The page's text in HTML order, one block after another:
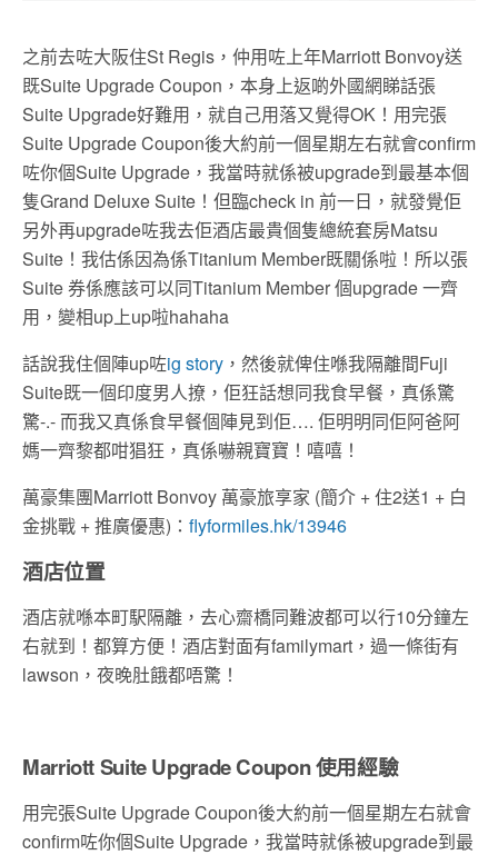
之前去咗大阪住St Regis，仲用咗上年Marriott Bonvoy送
既Suite Upgrade Coupon，本身上返啲外國網睇話張
Suite Upgrade好難用，就自己用落又覺得OK！用完張
Suite Upgrade Coupon後大約前一個星期左右就會confirm
咗你個Suite Upgrade，我當時就係被upgrade到最基本個
隻Grand Deluxe Suite！但臨check in 前一日，就發覺佢
另外再upgrade咗我去佢酒店最貴個隻總統套房Matsu
Suite！我估係因為係Titanium Member既關係啦！所以張
Suite 券係應該可以同Titanium Member 個upgrade 一齊
用，變相up上up啦hahaha
話說我住個陣up咗ig story ，然後就俾住喺我隔離間Fuji
Suite既一個印度男人撩，佢狂話想同我食早餐，真係驚
驚-.- 而我又真係食早餐個陣見到佢…. 佢明明同佢阿爸阿
媽一齊黎都咁猖狂，真係嚇親寶寶！嘻嘻！
萬豪集團Marriott Bonvoy 萬豪旅享家 (簡介 + 住2送1 + 白
金挑戰 + 推廣優惠)： flyformiles.hk/13946
酒店位置
酒店就喺本町駅隔離，去心齋橋同難波都可以行10分鐘左
右就到！都算方便！酒店對面有familymart ，過一條街有
lawson ，夜晚肚餓都唔驚！
Marriott Suite Upgrade Coupon 使用經驗
用完張Suite Upgrade Coupon後大約前一個星期左右就會
confirm咗你個Suite Upgrade，我當時就係被upgrade到最